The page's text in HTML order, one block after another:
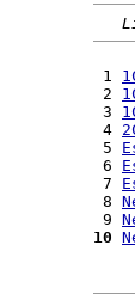
1
2
3
4
5
6
7
8
9
10